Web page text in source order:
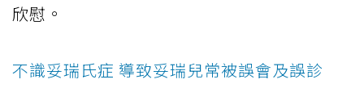
欣慰。
不識妥瑞氏症 導致妥瑞兒常被誤會及誤診